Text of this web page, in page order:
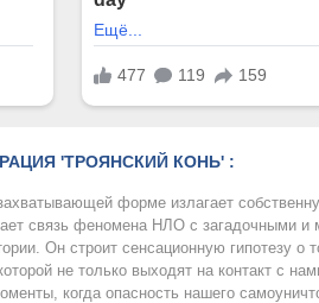
'ТРОЯНСКИЙ КОНЬ' :
форме излагает
связь феномена НЛО с загадочными
Он строит сенсационную гипотезу
не только выходят на контакт с
когда опасность нашего